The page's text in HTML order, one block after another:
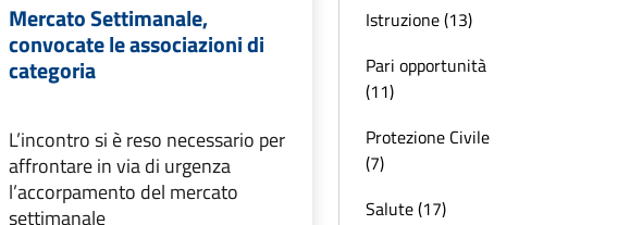
Mercato Settimanale,
convocate le associazioni di
categoria
L’incontro si è reso necessario per
affrontare in via di urgenza
l’accorpamento del mercato
settimanale
Istruzione (13)
Pari opportunità
(11)
Protezione Civile
(7)
Salute (17)